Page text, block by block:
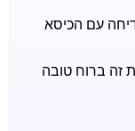
עם הכיסא
זה ברוח טובה